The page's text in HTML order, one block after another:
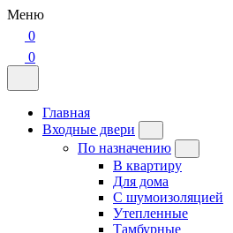
Меню
0
0
Главная
Входные двери
По назначению
В квартиру
Для дома
С шумоизоляцией
Утепленные
Тамбурные